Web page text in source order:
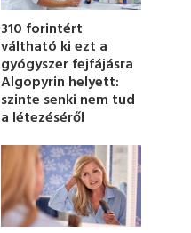
310 forintért
váltható ki ezt a
gyógyszer fejfájásra
Algopyrin helyett:
szinte senki nem tud
a létezéséről